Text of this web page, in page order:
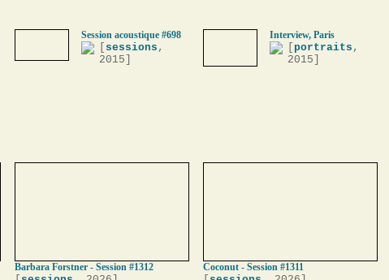
Session acoustique #698
[ sessions ,
2015]
Interview, Paris
[ portraits ,
2015]
Barbara Forstner - Session #1312 Coconut - Session #1311